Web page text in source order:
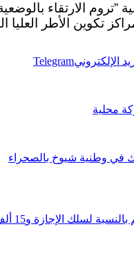
”تروم الارتقاء
تكوين الأطر
الإلكترونيTelegram
محلية
في وطنية شيوخ بالصحراء